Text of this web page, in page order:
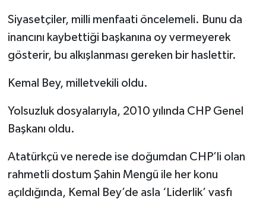
Siyasetçiler, milli menfaati öncelemeli. Bunu da
inancını kaybettiği başkanına oy vermeyerek
gösterir, bu alkışlanması gereken bir haslettir.
Kemal Bey, milletvekili oldu.
Yolsuzluk dosyalarıyla, 2010 yılında CHP Genel
Başkanı oldu.
Atatürkçü ve nerede ise doğumdan CHP’li olan
rahmetli dostum Şahin Mengü ile her konu
açıldığında, Kemal Bey’de asla ‘Liderlik’ vasfı